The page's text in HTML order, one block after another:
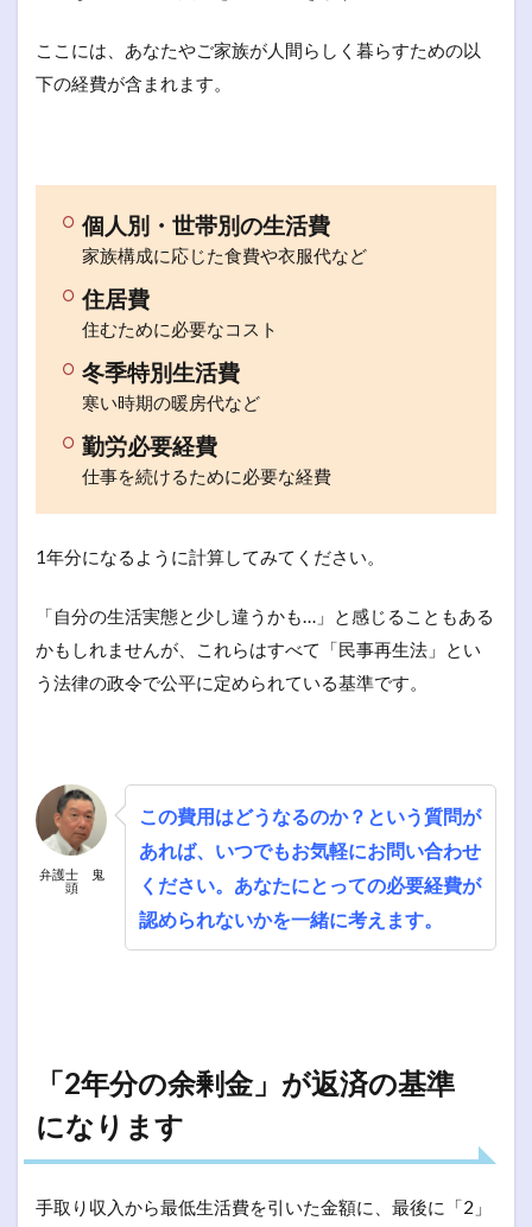
ここには、あなたやご家族が人間らしく暮らすための以
下の経費が含まれます。
個人別・世帯別の生活費
家族構成に応じた食費や衣服代など
住居費
住むために必要なコスト
冬季特別生活費
寒い時期の暖房代など
勤労必要経費
仕事を続けるために必要な経費
1年分になるように計算してみてください。
「自分の生活実態と少し違うかも…」と感じることもある
かもしれませんが、これらはすべて「民事再生法」とい
う法律の政令で公平に定められている基準です。
弁護士 鬼
頭
この費用はどうなるのか？という質問が
あれば、いつでもお気軽にお問い合わせ
ください。あなたにとっての必要経費が
認められないかを一緒に考えます。
「2年分の余剰金」が返済の基準
になります
手取り収入から最低生活費を引いた金額に、最後に「2」